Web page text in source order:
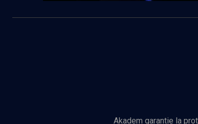
Akadem garantie la